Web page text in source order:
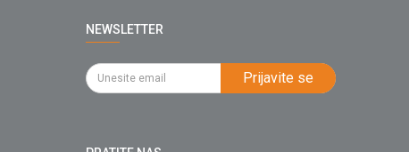
NEWSLETTER
Prijavite se